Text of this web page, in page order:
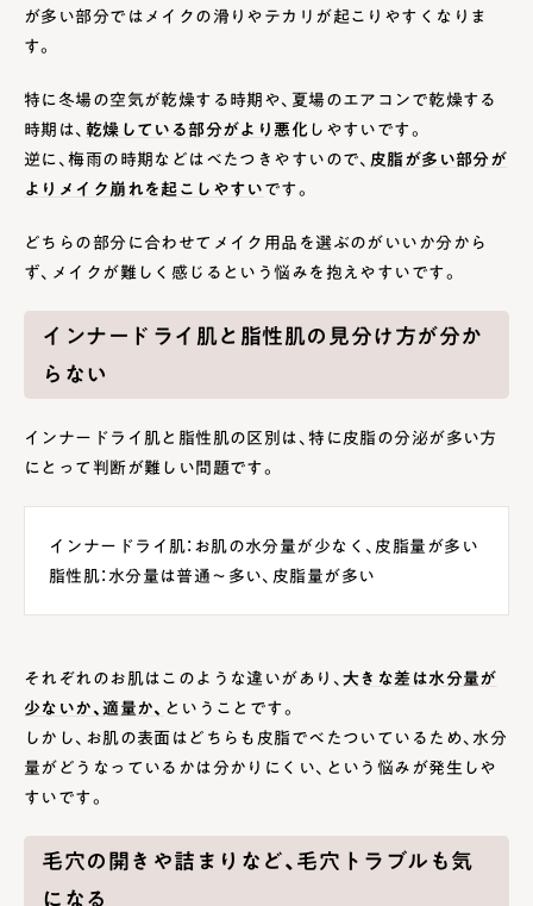
が多い部分ではメイクの滑りやテカリが起こりやすくなりま
す。
特に冬場の空気が乾燥する時期や、夏場のエアコンで乾燥する
時期は、 乾燥している部分がより悪化しやすいです。
逆に、梅雨の時期などはべたつきやすいので、 皮脂が多い部分が
よりメイク崩れを起こしやすいです。
どちらの部分に合わせてメイク用品を選ぶのがいいか分から
ず、メイクが難しく感じるという悩みを抱えやすいです。
インナードライ肌と脂性肌の見分け方が分か
らない
インナードライ肌と脂性肌の区別は、特に皮脂の分泌が多い方
にとって判断が難しい問題です。
インナードライ肌：お肌の水分量が少なく、皮脂量が多い
脂性肌：水分量は普通～多い、皮脂量が多い
それぞれのお肌はこのような違いがあり、大きな差は水分量が
少ないか、適量か、 ということです。
しかし、お肌の表面はどちらも皮脂でべたついているため、水分
量がどうなっているかは分かりにくい、という悩みが発生しや
すいです。
毛穴の開きや詰まりなど、毛穴トラブルも気
になる